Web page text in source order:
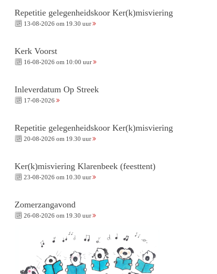
Repetitie gelegenheidskoor Ker(k)misviering
13-08-2026 om 19.30 uur
Kerk Voorst
16-08-2026 om 10:00 uur
Inleverdatum Op Streek
17-08-2026
Repetitie gelegenheidskoor Ker(k)misviering
20-08-2026 om 19.30 uur
Ker(k)misviering Klarenbeek (feesttent)
23-08-2026 om 10.30 uur
Zomerzangavond
26-08-2026 om 19.30 uur